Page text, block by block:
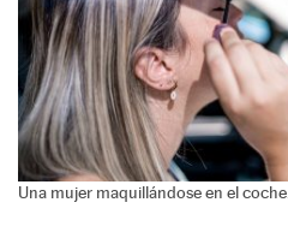
Una mujer maquillándose en el coche.